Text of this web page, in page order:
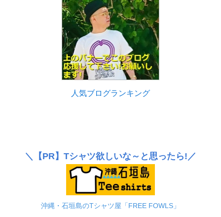
人気ブログランキング
＼ 【PR】 Tシャツ欲しいな～と思ったら!／
沖縄・石垣島のTシャツ屋「FREE FOWLS」